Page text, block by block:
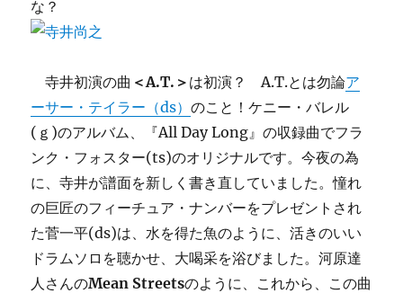
な？
寺井初演の曲 ＜A.T.＞ は初演？ A.T.とは勿論ア
ーサー・テイラー（ds）のこと！ケニー・バレル
(ｇ)のアルバム、『All Day Long』の収録曲でフラ
ンク・フォスター(ts)のオリジナルです。今夜の為
に、寺井が譜面を新しく書き直していました。憧れ
の巨匠のフィーチュア・ナンバーをプレゼントされ
た菅一平(ds)は、水を得た魚のように、活きのいい
ドラムソロを聴かせ、大喝采を浴びました。河原達
人さんのMean Streetsのように、これから、この曲